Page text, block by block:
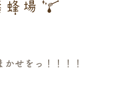
かせをっ！！！！